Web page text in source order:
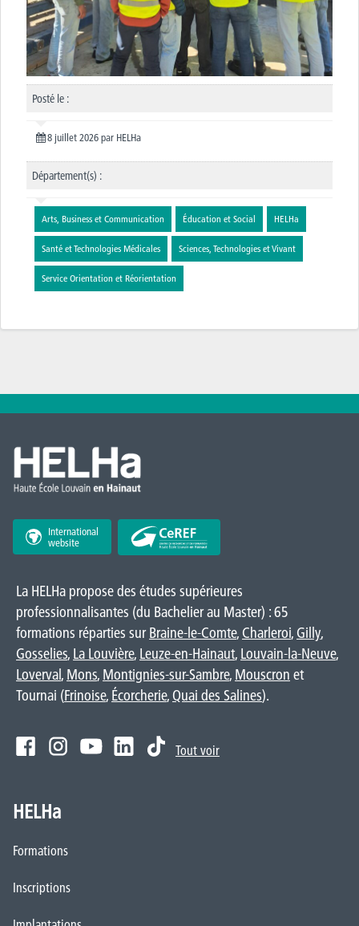
Posté le :
8 juillet 2026 par HELHa
Département(s) :
Arts, Business et Communication Éducation et Social HELHa
Santé et Technologies Médicales Sciences, Technologies et Vivant
Service Orientation et Réorientation
International
website
La HELHa propose des études supérieures
professionnalisantes (du Bachelier au Master) : 65
formations réparties surBraine-le-Comte, Charleroi, Gilly,
Gosselies, La Louvière, Leuze-en-Hainaut, Louvain-la-Neuve,
Loverval, Mons, Montignies-sur-Sambre, Mouscron et
Tournai (Frinoise, Écorcherie, Quai des Salines).
Tout voir
HELHa
Formations
Inscriptions